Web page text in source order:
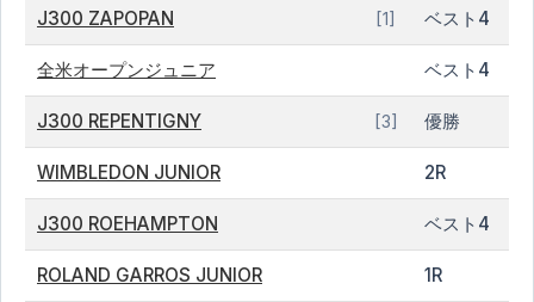
J300 ZAPOPAN [1] ベスト4
全米オープンジュニア ベスト4
J300 REPENTIGNY [3] 優勝
WIMBLEDON JUNIOR 2R
J300 ROEHAMPTON ベスト4
ROLAND GARROS JUNIOR 1R